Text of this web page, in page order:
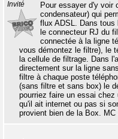
Invité
Pour essayer d'y voir
condensateur) qui
flux ADSL. Dans tous
le connecteur RJ du
connectée à la ligne
vous démontez le filtre), le
la cellule de filtrage. Dans
directement sur la ligne
filtre à chaque poste
(sans filtre et sans box) le
pourriez faire un essai
qu'il ait internet ou pas si
provient bien de la Box. MC